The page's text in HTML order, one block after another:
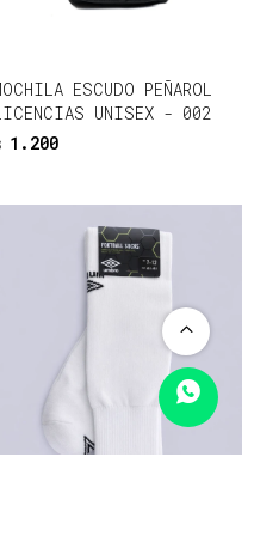
ESCUDO PEÑAROL
UNISEX - 002
1.200